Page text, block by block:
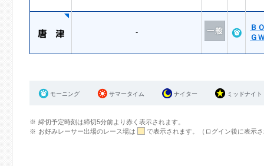
-
Ｂ
Ｇ
モーニング サマータイム ナイター ミッドナイト
締切予定時刻は締切5分前より赤く表示されます。
お好みレーサー出場のレース場は
で表示されます。（ログイン後に表示